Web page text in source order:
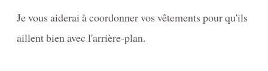
Je vous aiderai à coordonner vos vêtements pour qu'ils
aillent bien avec l'arrière-plan.